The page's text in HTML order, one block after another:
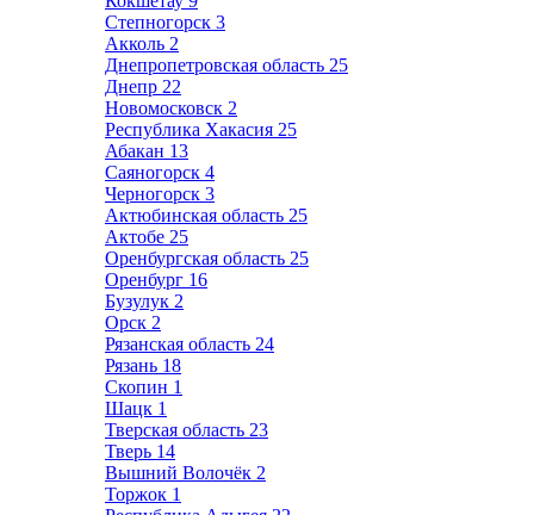
Степногорск 3
Акколь 2
Днепропетровская область 25
Днепр 22
Новомосковск 2
Республика Хакасия 25
Абакан 13
Саяногорск 4
Черногорск 3
Актюбинская область 25
Актобе 25
Оренбургская область 25
Оренбург 16
Бузулук 2
Орск 2
Рязанская область 24
Рязань 18
Скопин 1
Шацк 1
Тверская область 23
Тверь 14
Вышний Волочёк 2
Торжок 1